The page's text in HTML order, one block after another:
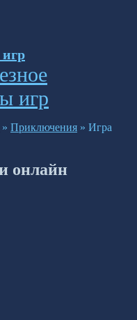
игр
» Приключения » Игра
онлайн